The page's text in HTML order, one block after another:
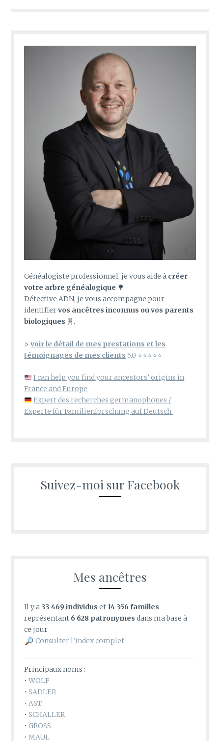
Généalogiste professionnel, je vous aide à créer
votre arbre généalogique 🌳
Détective ADN, je vous accompagne pour
identifiervos ancêtres inconnus ou vos parents
biologiques 🧬.
>voir le détail de mes prestations et les
témoignages de mes clients 5,0 ⭐⭐⭐⭐⭐
I can help you find your ancestors’ origins in
France and Europe
Expert des recherches germanophones /
Experte für Familienforschung auf Deutsch
Suivez-moi sur Facebook
Mes ancêtres
Il y a 33 469 individus et 14 356 familles
représentant 6 628 patronymes dans ma base à
ce jour
Consulter l’index complet
Principaux noms :
•WOLF
•SADLER
•AST
•SCHALLER
•GROSS
•MAUL